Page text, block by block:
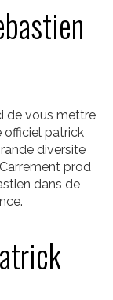
de vous mettre
officiel patrick
diversite
prod
dans de